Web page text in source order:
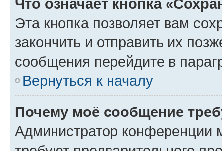
Что означает кнопка
Эта кнопка позволяет вам
закончить и отправить их
сообщения перейдите в
Вернуться к началу
Почему моё сообщение
Администратор конференции